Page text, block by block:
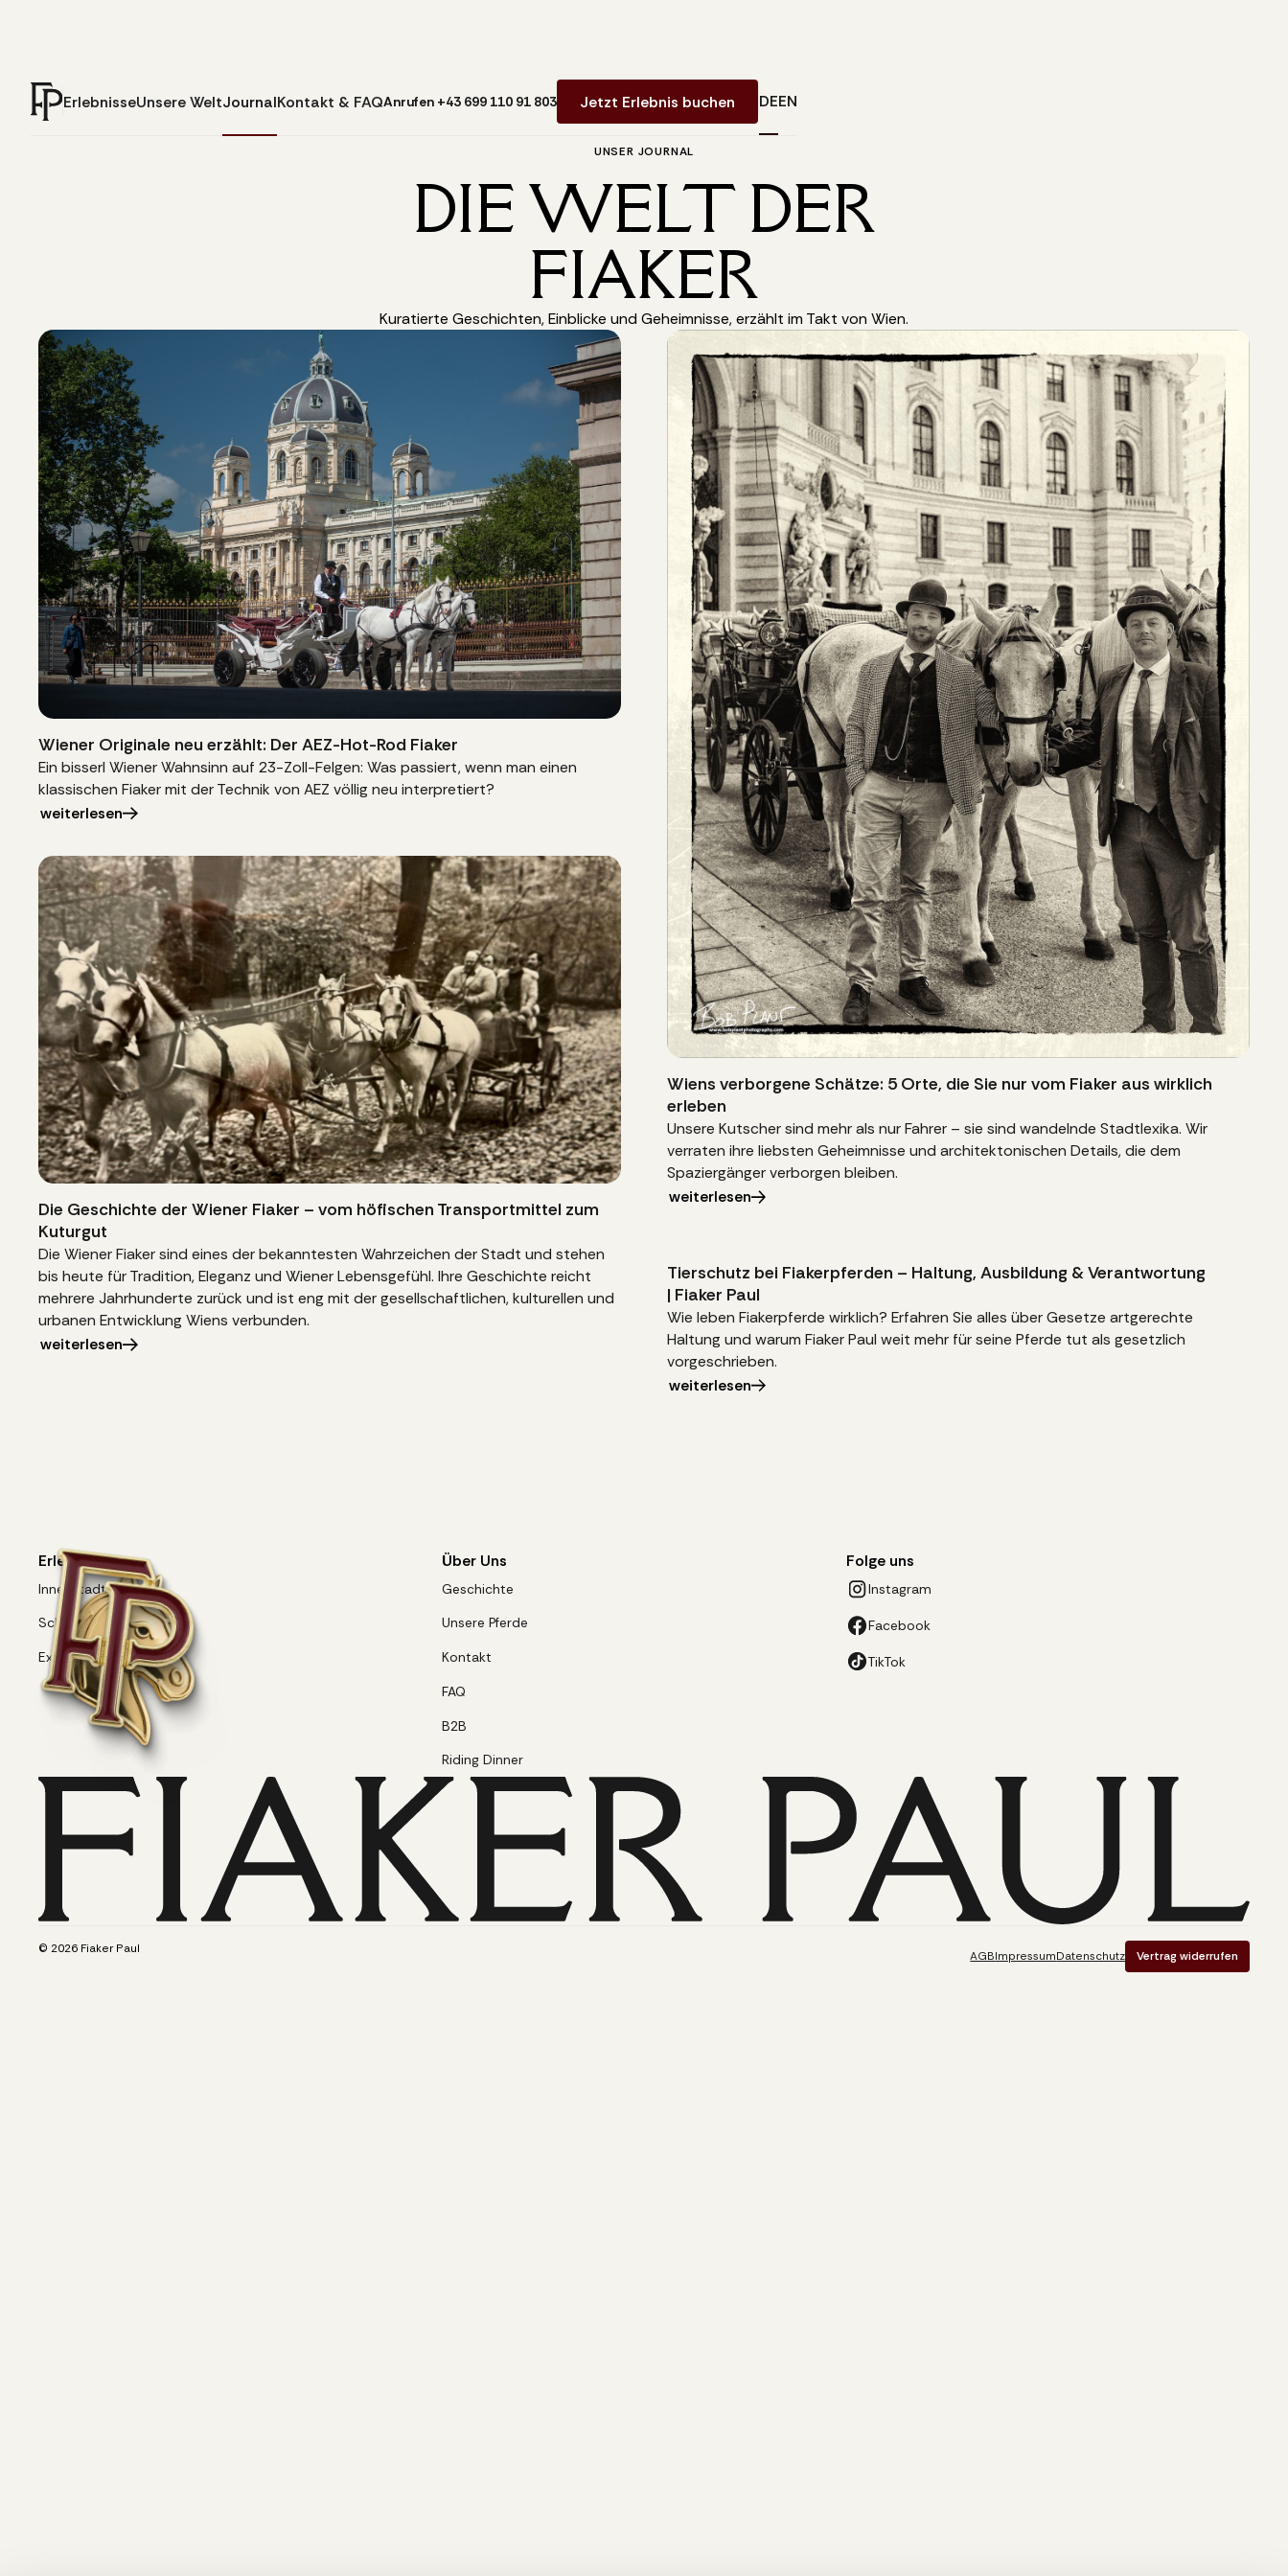
ErlebnisseUnsere WeltJournalKontakt & FAQAnrufen +43 699 110 91 803 Jetzt Erlebnis buchen DEEN
UNSER JOURNAL
DIE WELT DER
FIAKER
Kuratierte Geschichten, Einblicke und Geheimnisse, erzählt im Takt von Wien.
Wiener Originale neu erzählt: Der AEZ-Hot-Rod Fiaker
Ein bisserl Wiener Wahnsinn auf 23-Zoll-Felgen: Was passiert, wenn man einen
klassischen Fiaker mit der Technik von AEZ völlig neu interpretiert?
weiterlesen
Die Geschichte der Wiener Fiaker – vom höfischen Transportmittel zum
Kuturgut
Die Wiener Fiaker sind eines der bekanntesten Wahrzeichen der Stadt und stehen
bis heute für Tradition, Eleganz und Wiener Lebensgefühl. Ihre Geschichte reicht
mehrere Jahrhunderte zurück und ist eng mit der gesellschaftlichen, kulturellen und
urbanen Entwicklung Wiens verbunden.
weiterlesen
Wiens verborgene Schätze: 5 Orte, die Sie nur vom Fiaker aus wirklich
erleben
Unsere Kutscher sind mehr als nur Fahrer – sie sind wandelnde Stadtlexika. Wir
verraten ihre liebsten Geheimnisse und architektonischen Details, die dem
Spaziergänger verborgen bleiben.
weiterlesen
Tierschutz bei Fiakerpferden – Haltung, Ausbildung & Verantwortung
| Fiaker Paul
Wie leben Fiakerpferde wirklich? Erfahren Sie alles über Gesetze artgerechte
Haltung und warum Fiaker Paul weit mehr für seine Pferde tut als gesetzlich
vorgeschrieben.
weiterlesen
Erlebnisse
Innenstadt
Schönbrunn
Exklusive Fahrten
Über Uns
Geschichte
Unsere Pferde
Kontakt
FAQ
B2B
Riding Dinner
Folge uns
Instagram
Facebook
TikTok
© 2026Fiaker Paul AGBImpressumDatenschutz Vertrag widerrufen